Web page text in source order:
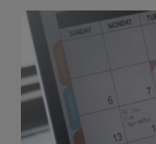
Zakładka ta
wydarzenia kulturalne i